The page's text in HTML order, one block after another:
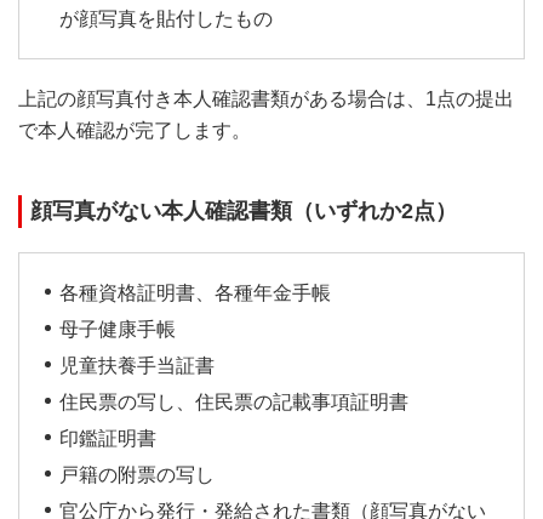
が顔写真を貼付したもの
上記の顔写真付き本人確認書類がある場合は、1点の提出
で本人確認が完了します。
顔写真がない本人確認書類（いずれか2点）
各種資格証明書、各種年金手帳
母子健康手帳
児童扶養手当証書
住民票の写し、住民票の記載事項証明書
印鑑証明書
戸籍の附票の写し
官公庁から発行・発給された書類（顔写真がない